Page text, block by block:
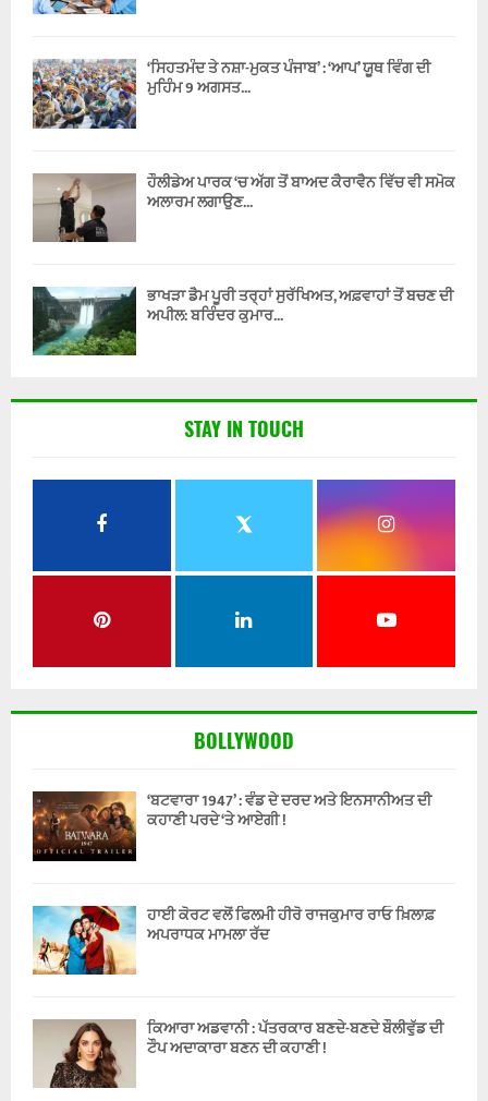
‘ਸਿਹਤਮੰਦ ਤੇ ਨਸ਼ਾ-ਮੁਕਤ ਪੰਜਾਬ’ : ‘ਆਪ’ ਯੂਥ ਵਿੰਗ ਦੀ
ਮੁਹਿੰਮ 9 ਅਗਸਤ...
ਹੌਲੀਡੇਅ ਪਾਰਕ ‘ਚ ਅੱਗ ਤੋਂ ਬਾਅਦ ਕੈਰਾਵੈਨ ਵਿੱਚ ਵੀ ਸਮੋਕ
ਅਲਾਰਮ ਲਗਾਉਣ...
ਭਾਖੜਾ ਡੈਮ ਪੂਰੀ ਤਰ੍ਹਾਂ ਸੁਰੱਖਿਅਤ, ਅਫ਼ਵਾਹਾਂ ਤੋਂ ਬਚਣ ਦੀ
ਅਪੀਲ: ਬਰਿੰਦਰ ਕੁਮਾਰ...
STAY IN TOUCH
BOLLYWOOD
‘ਬਟਵਾਰਾ 1947’ : ਵੰਡ ਦੇ ਦਰਦ ਅਤੇ ਇਨਸਾਨੀਅਤ ਦੀ
ਕਹਾਣੀ ਪਰਦੇ ‘ਤੇ ਆਏਗੀ !
ਹਾਈ ਕੋਰਟ ਵਲੋਂ ਫਿਲਮੀ ਹੀਰੋ ਰਾਜਕੁਮਾਰ ਰਾਓ ਖ਼ਿਲਾਫ਼
ਅਪਰਾਧਕ ਮਾਮਲਾ ਰੱਦ
ਕਿਆਰਾ ਅਡਵਾਨੀ : ਪੱਤਰਕਾਰ ਬਣਦੇ-ਬਣਦੇ ਬੌਲੀਵੁੱਡ ਦੀ
ਟੌਪ ਅਦਾਕਾਰਾ ਬਣਨ ਦੀ ਕਹਾਣੀ !